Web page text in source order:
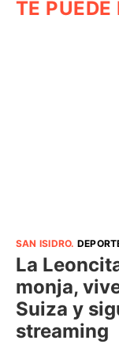
TE PUEDE
SAN ISIDRO.
La
monja,
Suiza y
streaming